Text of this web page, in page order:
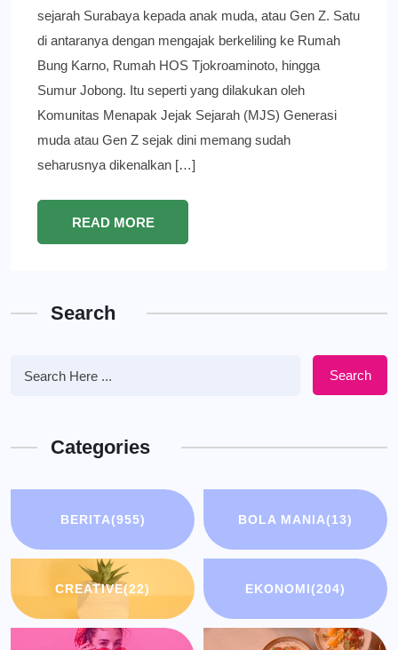
sejarah Surabaya kepada anak muda, atau Gen Z. Satu
di antaranya dengan mengajak berkeliling ke Rumah
Bung Karno, Rumah HOS Tjokroaminoto, hingga
Sumur Jobong. Itu seperti yang dilakukan oleh
Komunitas Menapak Jejak Sejarah (MJS) Generasi
muda atau Gen Z sejak dini memang sudah
seharusnya dikenalkan […]
READ MORE
Search
Search
Categories
BERITA(955) BOLA MANIA(13)
CREATIVE(22) EKONOMI(204)